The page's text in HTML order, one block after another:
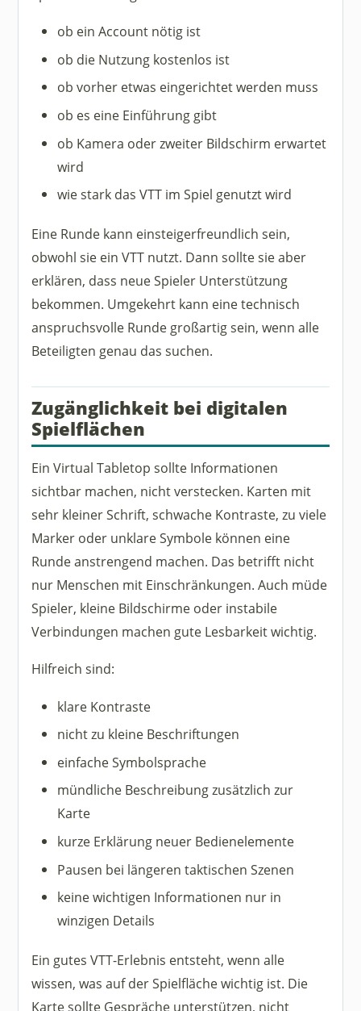
ob ein Account nötig ist
ob die Nutzung kostenlos ist
ob vorher etwas eingerichtet werden muss
ob es eine Einführung gibt
ob Kamera oder zweiter Bildschirm erwartet
wird
wie stark das VTT im Spiel genutzt wird
Eine Runde kann einsteigerfreundlich sein,
obwohl sie ein VTT nutzt. Dann sollte sie aber
erklären, dass neue Spieler Unterstützung
bekommen. Umgekehrt kann eine technisch
anspruchsvolle Runde großartig sein, wenn alle
Beteiligten genau das suchen.
Zugänglichkeit bei digitalen
Spielflächen
Ein Virtual Tabletop sollte Informationen
sichtbar machen, nicht verstecken. Karten mit
sehr kleiner Schrift, schwache Kontraste, zu viele
Marker oder unklare Symbole können eine
Runde anstrengend machen. Das betrifft nicht
nur Menschen mit Einschränkungen. Auch müde
Spieler, kleine Bildschirme oder instabile
Verbindungen machen gute Lesbarkeit wichtig.
Hilfreich sind:
klare Kontraste
nicht zu kleine Beschriftungen
einfache Symbolsprache
mündliche Beschreibung zusätzlich zur
Karte
kurze Erklärung neuer Bedienelemente
Pausen bei längeren taktischen Szenen
keine wichtigen Informationen nur in
winzigen Details
Ein gutes VTT-Erlebnis entsteht, wenn alle
wissen, was auf der Spielfläche wichtig ist. Die
Karte sollte Gespräche unterstützen, nicht